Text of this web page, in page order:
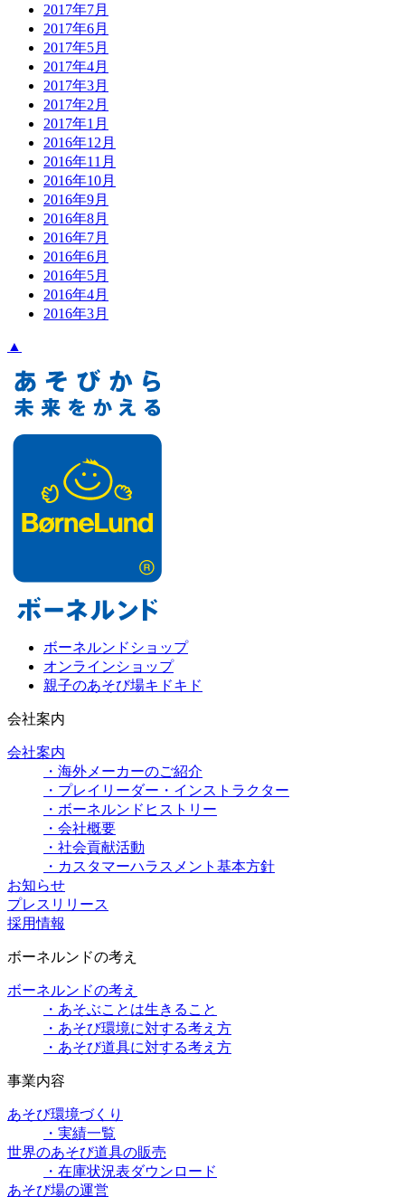
2017年7月
2017年6月
2017年5月
2017年4月
2017年3月
2017年2月
2017年1月
2016年12月
2016年11月
2016年10月
2016年9月
2016年8月
2016年7月
2016年6月
2016年5月
2016年4月
2016年3月
▲
ボーネルンドショップ
オンラインショップ
親子のあそび場キドキド
会社案内
会社案内
・海外メーカーのご紹介
・プレイリーダー・インストラクター
・ボーネルンドヒストリー
・会社概要
・社会貢献活動
・カスタマーハラスメント基本方針
お知らせ
プレスリリース
採用情報
ボーネルンドの考え
ボーネルンドの考え
・あそぶことは生きること
・あそび環境に対する考え方
・あそび道具に対する考え方
事業内容
あそび環境づくり
・実績一覧
世界のあそび道具の販売
・在庫状況表ダウンロード
あそび場の運営